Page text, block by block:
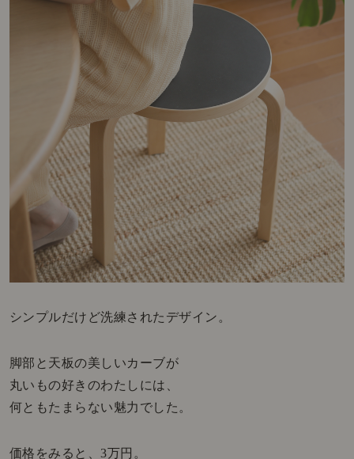
シンプルだけど洗練されたデザイン。
脚部と天板の美しいカーブが
丸いもの好きのわたしには、
何ともたまらない魅力でした。
価格をみると、3万円。